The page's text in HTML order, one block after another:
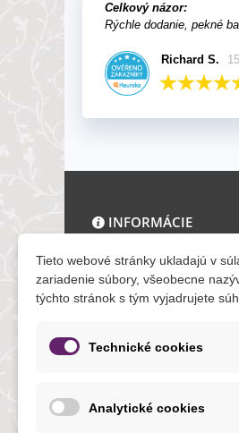
Celkový názor:
Rýchle dodanie, pekné
Richard S.
INFORMÁCIE
O nás a kontakt
Obchodné podmienky
Ochrana osobných
Formuláre
NOVINKY
Tieto webové stránky ukladajú v
zariadenie súbory, všeobecne
týchto stránok s tým vyjadrujete
Technické cookies
Analytické cookies